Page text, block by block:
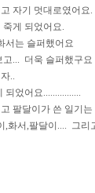
자기 멋대로였어요.
게 되었어요.
서는 슬퍼했어요
고... 더욱 슬퍼했구요
..
었어요................
팔달이가 쓴 일기
,화서,팔달이.... 그